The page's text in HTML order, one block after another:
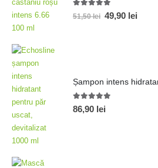
out of 5
51,50lei 49,90 lei
5.00out of 5
86,90 lei